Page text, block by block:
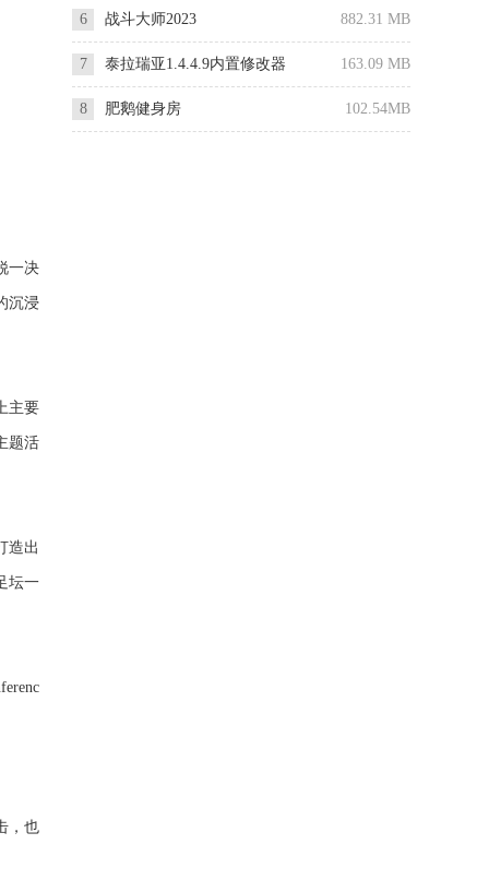
一决
沉浸
主要
题活
造出
坛一
，也
882.31 MB
6 战斗大师2023
163.09 MB
7 泰拉瑞亚1.4.4.9内置修改器
102.54MB
8 肥鹅健身房